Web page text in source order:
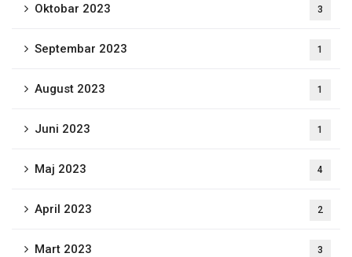
Oktobar 2023 3
Septembar 2023 1
August 2023 1
Juni 2023 1
Maj 2023 4
April 2023 2
Mart 2023 3